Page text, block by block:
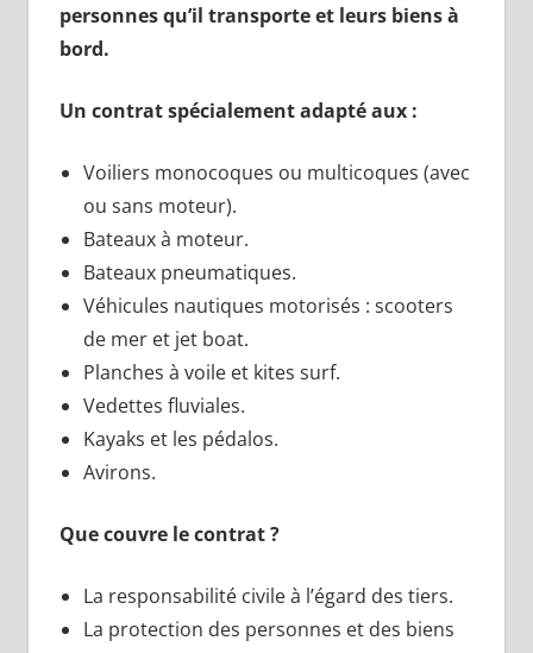
personnes qu’il transporte et leurs biens à
bord.
Un contrat spécialement adapté aux :
Voiliers monocoques ou multicoques (avec
ou sans moteur).
Bateaux à moteur.
Bateaux pneumatiques.
Véhicules nautiques motorisés : scooters
de mer et jet boat.
Planches à voile et kites surf.
Vedettes fluviales.
Kayaks et les pédalos.
Avirons.
Que couvre le contrat ?
La responsabilité civile à l’égard des tiers.
La protection des personnes et des biens